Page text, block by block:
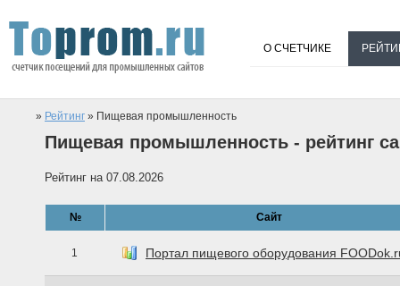
О СЧЕТЧИКЕ
» Рейтинг » Пищевая промышленность
Пищевая промышленность - рейтинг
Рейтинг на 07.08.2026
№ Сайт
1 Портал пищевого оборудования